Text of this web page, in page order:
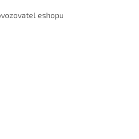
eshopu